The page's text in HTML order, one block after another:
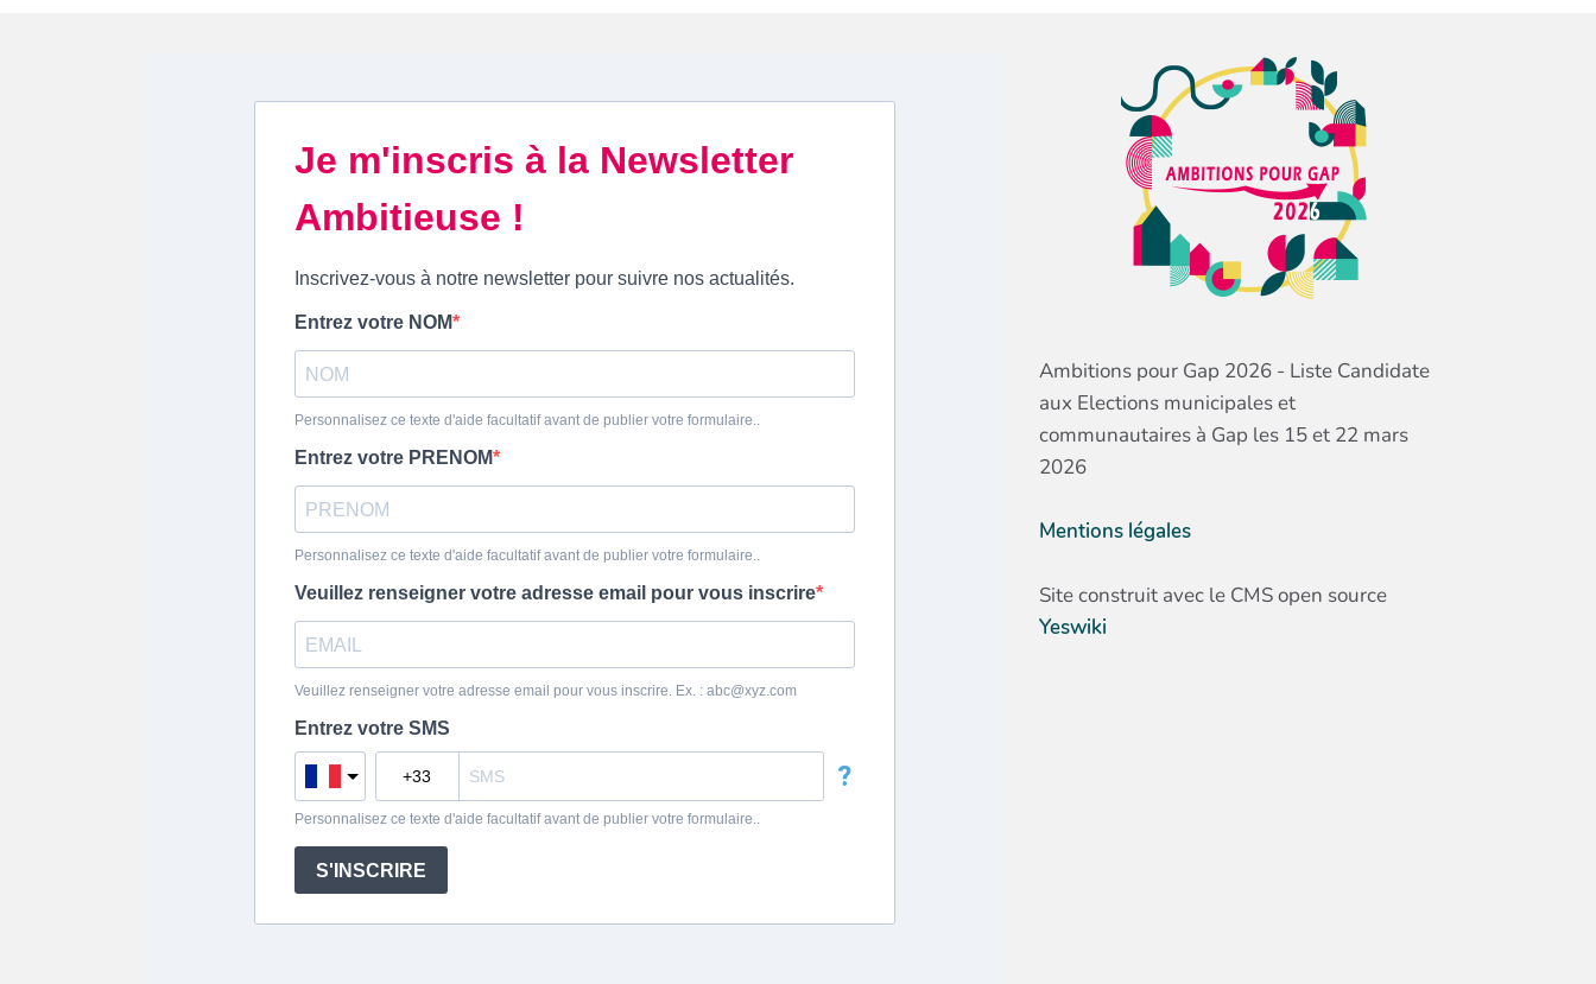
Ambitions pour Gap 2026 - Liste Candidate
aux Elections municipales et
communautaires à Gap les 15 et 22 mars
2026
Mentions légales
Site construit avec le CMS open source
Yeswiki